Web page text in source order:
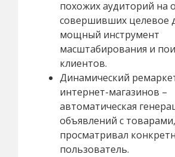
похожих аудиторий на
совершивших целевое
мощный инструмент
масштабирования и
клиентов.
Динамический
интернет-магазинов –
автоматическая
объявлений с
просматривал
пользователь.